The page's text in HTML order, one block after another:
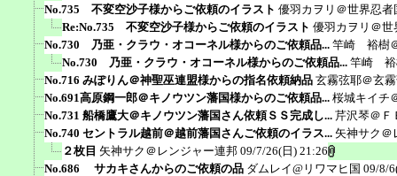
No.735 不変空沙子様からご依頼のイラスト 優羽カヲリ＠世界忍者
Re:No.735 不変空沙子様からご依頼のイラスト 優羽カヲリ＠世
No.730 乃亜・クラウ・オコーネル様からのご依頼品... 竿崎 裕樹
No.730 乃亜・クラウ・オコーネル様からのご依頼品... 竿崎 裕
No.716 みぽりん＠神聖巫連盟様からの指名依頼納品 玄霧弦耶＠玄
No.691高原鋼一郎＠キノウツン藩国様からのご依頼品... 桜城キイチ
No.731 船橋鷹大＠キノウツン藩国さん依頼ＳＳ完成し... 芹沢琴＠Ｆ
No.740 セントラル越前＠越前藩国さんご依頼のイラス... 矢神サク＠
２枚目 矢神サク＠レンジャー連邦 09/7/26(日) 21:26
No.686 サカキさんからのご依頼の品 ダムレイ@リワマヒ国 09/8/